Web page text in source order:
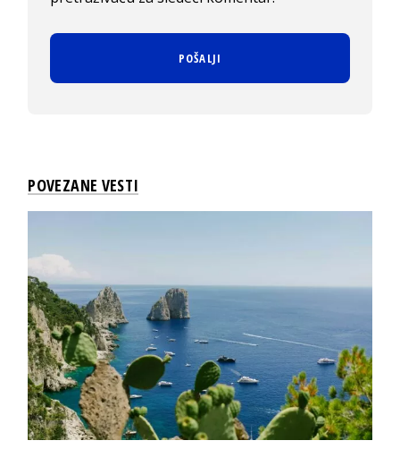
POVEZANE VESTI